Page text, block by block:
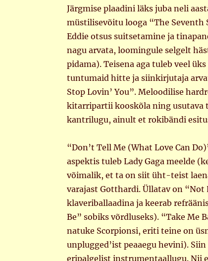
Järgmise plaadini läks juba neli
müstilisevõitu looga “The Seventh
Eddie otsus suitsetamine ja
nagu arvata, loomingule selgelt
pidama). Teisena aga tuleb veel
tuntumaid hitte ja siinkirjutaja
Stop Lovin’ You”. Meloodilise
kitarripartii kooskõla ning usutava
kantrilugu, ainult et rokibändi
“Don’t Tell Me (What Love Can
aspektis tuleb Lady Gaga meelde
võimalik, et ta on siit üht-teist
varajast Gotthardi. Üllatav on “Not
klaveriballaadina ja keerab
Be” sobiks võrdluseks). “Take Me
natuke Scorpionsi, eriti teine on
unplugged’ist peaaegu hevini).
eripalgelist instrumentaallugu. Nii